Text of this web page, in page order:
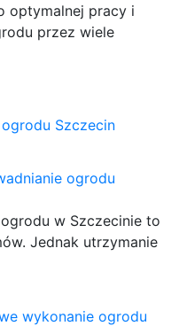
optymalnej pracy i
przez wiele
ogrodu Szczecin
ogrodu
w Szczecinie to
Jednak utrzymanie
wykonanie ogrodu